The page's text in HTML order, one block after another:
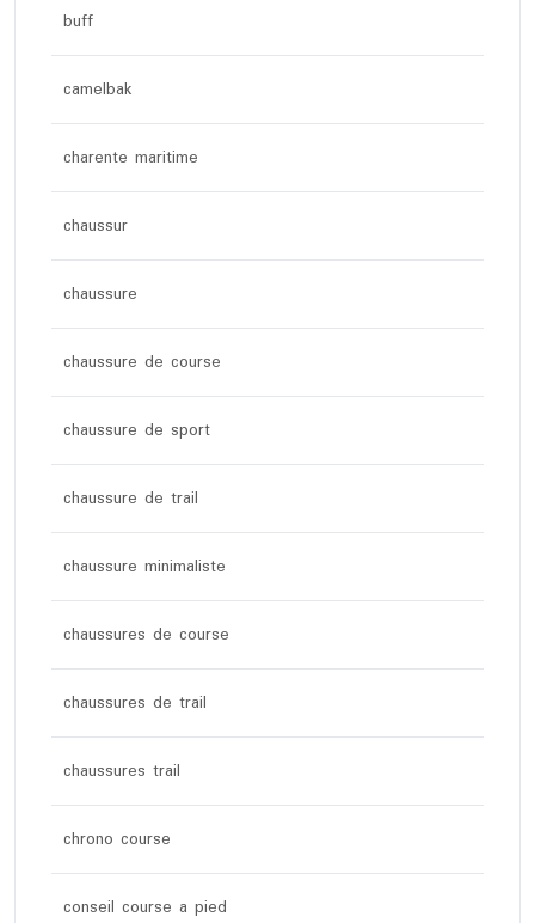
buff
camelbak
charente maritime
chaussur
chaussure
chaussure de course
chaussure de sport
chaussure de trail
chaussure minimaliste
chaussures de course
chaussures de trail
chaussures trail
chrono course
conseil course a pied